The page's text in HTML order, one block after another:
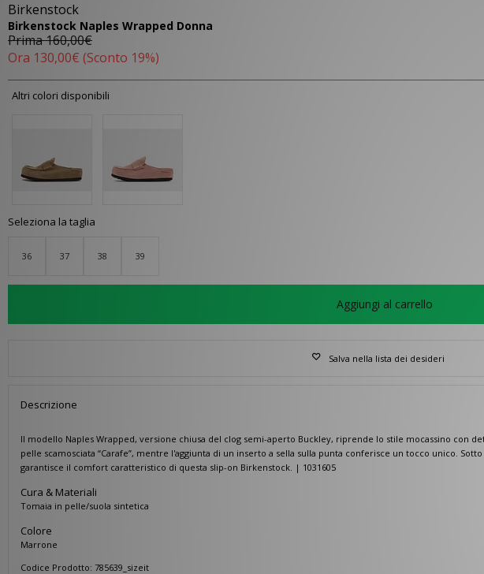
Birkenstock
Birkenstock Naples Wrapped Donna
Prima160,00€
Ora 130,00€ (Sconto 19%)
Altri colori disponibili
Seleziona la taglia
36 37 38 39
Aggiungi al carrello
Salva nella lista dei desideri
Descrizione
Il modello Naples Wrapped, versione chiusa del clog semi-aperto Buckley, riprende lo stile mocassino con
pelle scamosciata “Carafe”, mentre l'aggiunta di un inserto a sella sulla punta conferisce un tocco unico.
garantisce il comfort caratteristico di questa slip-on Birkenstock. | 1031605
Cura & Materiali
Tomaia in pelle/suola sintetica
Colore
Marrone
Codice Prodotto: 785639_sizeit